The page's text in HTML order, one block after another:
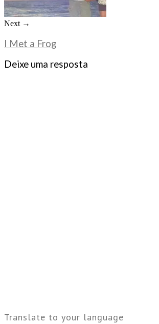
Next →
I Met a Frog
Deixe uma resposta
Translate to your language